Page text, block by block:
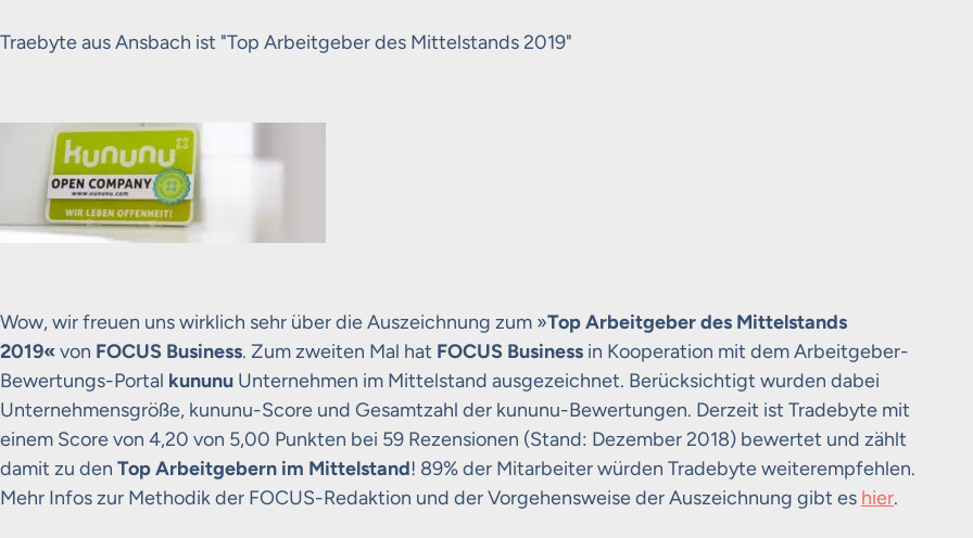
Traebyte aus Ansbach ist "Top Arbeitgeber des Mittelstands 2019"
Wow, wir freuen uns wirklich sehr über die Auszeichnung zum »TopArbeitgeber des Mittelstands
2019«von FOCUS Business. Zum zweiten Mal hat FOCUS Business in Kooperation mit dem Arbeitgeber-
Bewertungs-Portal kununu Unternehmen im Mittelstand ausgezeichnet. Berücksichtigt wurden dabei
Unternehmensgröße, kununu-Score und Gesamtzahl der kununu-Bewertungen. Derzeit ist Tradebyte mit
einem Score von 4,20 von 5,00 Punkten bei 59 Rezensionen (Stand: Dezember 2018) bewertet und zählt
damit zu den Top Arbeitgebern im Mittelstand! 89% der Mitarbeiter würden Tradebyte weiterempfehlen.
Mehr Infos zur Methodik der FOCUS-Redaktion und der Vorgehensweise der Auszeichnung gibt es hier.